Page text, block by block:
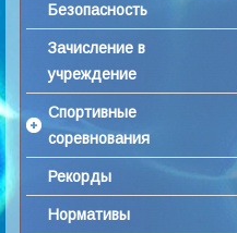
Безопасность
Зачисление в
учреждение
Спортивные
соревнования
Рекорды
Нормативы